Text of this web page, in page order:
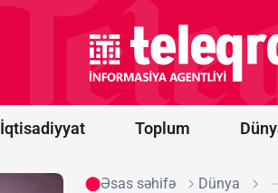
İqtisadiyyat Toplum
idxalına
15 faizlik
gömrük
rüsumu
tətbiq
Əsas səhifə Dünya